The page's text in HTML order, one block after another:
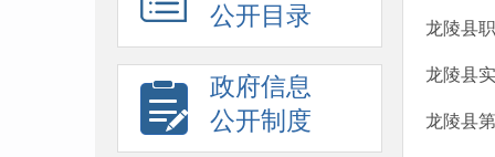
公开目录
政府信息
公开制度
龙陵县
龙陵县
龙陵县